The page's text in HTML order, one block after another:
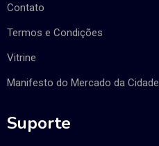
Contato
Termos e Condições
Vitrine
Manifesto do Mercado da Cidade
Suporte